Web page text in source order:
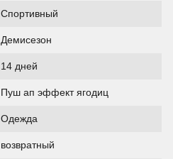
Спортивный
Демисезон
14 дней
Пуш ап эффект ягодиц
Одежда
возвратный